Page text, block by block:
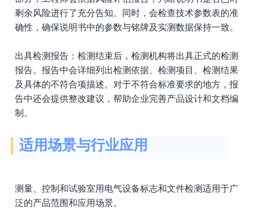
剩余风险进行了充分告知。同时，会检查技术参数表的准
确性，确保说明书中的参数与铭牌及实测数据保持一致。
出具检测报告：检测结束后，检测机构将出具正式的检测
报告。报告中会详细列出检测依据、检测项目、检测结果
及具体的不符合项描述。对于不符合标准要求的地方，报
告中还会提供整改建议，帮助企业完善产品设计和文档编
制。
适用场景与行业应用
测量、控制和试验室用电气设备标志和文件检测适用于广
泛的产品范围和应用场景。